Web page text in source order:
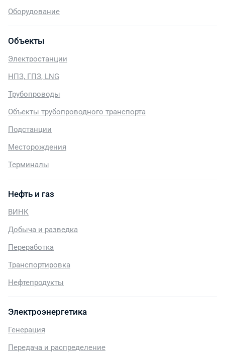
Оборудование
Объекты
Электростанции
НПЗ, ГПЗ, LNG
Трубопроводы
Объекты трубопроводного транспорта
Подстанции
Месторождения
Терминалы
Нефть и газ
ВИНК
Добыча и разведка
Переработка
Транспортировка
Нефтепродукты
Электроэнергетика
Генерация
Передача и распределение